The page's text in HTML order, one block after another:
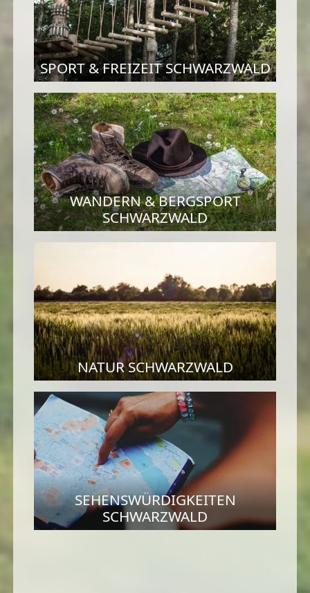
SPORT & FREIZEIT SCHWARZWALD
WANDERN & BERGSPORT
SCHWARZWALD
NATUR SCHWARZWALD
SEHENSWÜRDIGKEITEN
SCHWARZWALD